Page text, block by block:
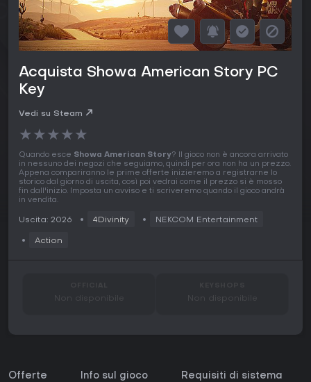
Acquista Showa American Story PC
Key
Vedi su Steam
★★★★★
Quando esce Showa American Story? Il gioco non è ancora arrivato
in nessuno dei negozi che seguiamo, quindi per ora non ha un prezzo.
Appena compariranno le prime offerte inizieremo a registrarne lo
storico dal giorno di uscita, così poi vedrai come il prezzo si è mosso
fin dall'inizio. Imposta un avviso e ti scriveremo quando il gioco andrà
in vendita.
Uscita: 2026 4Divinity NEKCOM Entertainment
Action
Non disponibile Non disponibile
Offerte Info sul gioco Requisiti di sistema